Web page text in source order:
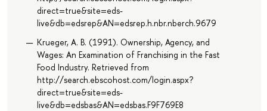
direct=true&site=eds-
live&db=edsrep&AN=edsrep.h.nbr.nberch.9679
Krueger, A. B. (1991). Ownership, Agency, and
Wages: An Examination of Franchising in the Fast
Food Industry. Retrieved from
http://search.ebscohost.com/login.aspx?
direct=true&site=eds-
live&db=edsbas&AN=edsbas.F9F769E8